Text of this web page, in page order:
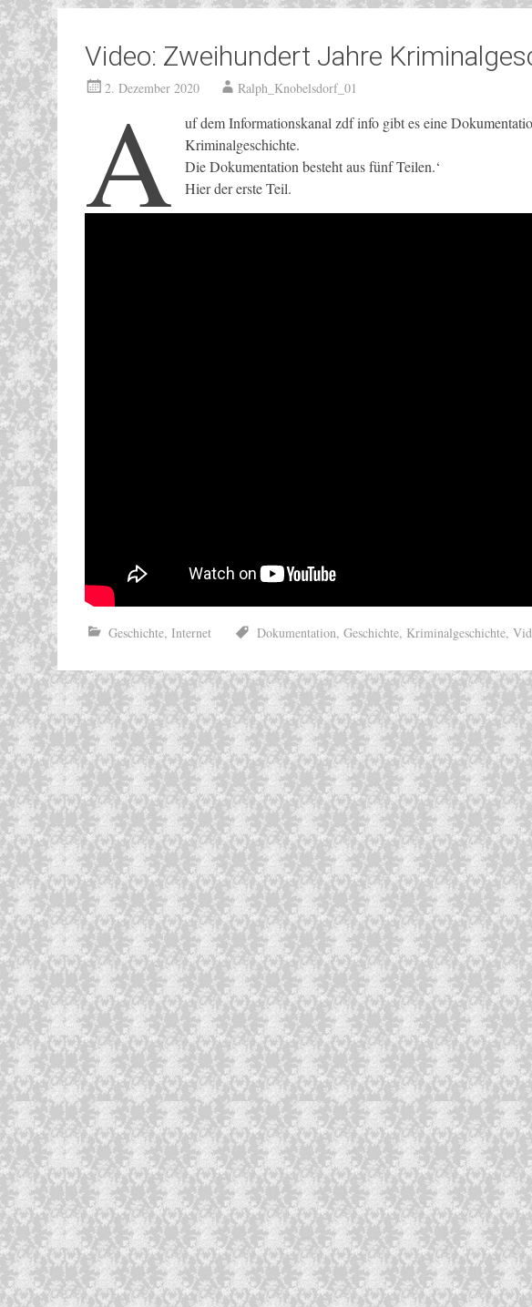
Video: Zweihundert Jahre
2. Dezember 2020 Ralph_Knobelsdorf_01
A
uf dem Informationskanal zdf info gibt es eine
Kriminalgeschichte.
Die Dokumentation besteht aus fünf Teilen.‘
Hier der erste Teil.
Geschichte, Internet Dokumentation, Geschichte, Kriminalgeschichte,